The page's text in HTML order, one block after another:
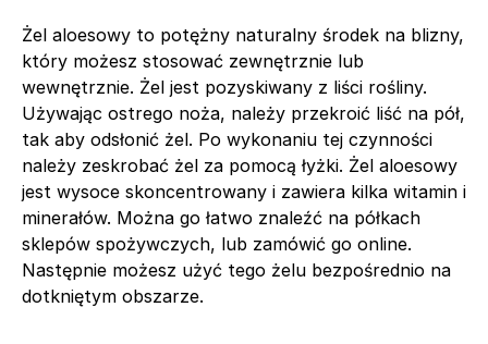
Żel aloesowy to potężny naturalny środek na blizny,
który możesz stosować zewnętrznie lub
wewnętrznie. Żel jest pozyskiwany z liści rośliny.
Używając ostrego noża, należy przekroić liść na pół,
tak aby odsłonić żel. Po wykonaniu tej czynności
należy zeskrobać żel za pomocą łyżki. Żel aloesowy
jest wysoce skoncentrowany i zawiera kilka witamin i
minerałów. Można go łatwo znaleźć na półkach
sklepów spożywczych, lub zamówić go online.
Następnie możesz użyć tego żelu bezpośrednio na
dotkniętym obszarze.